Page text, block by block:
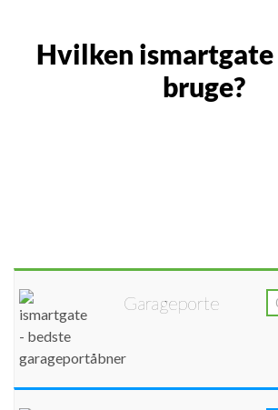
Hvilken ismartgate
bruge?
Garageporte